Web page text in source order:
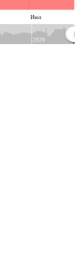
Июл
2020